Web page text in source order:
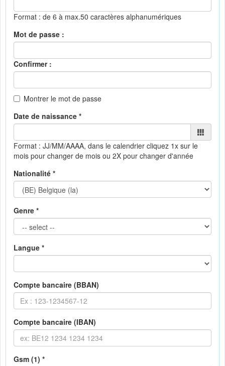
Format : de 6 à max.50 caractères alphanumériques
Mot de passe :
Confirmer :
Montrer le mot de passe
Date de naissance *
Format : JJ/MM/AAAA, dans le calendrier cliquez 1x sur le
mois pour changer de mois ou 2X pour changer d'année
Nationalité *
Genre *
Langue *
Compte bancaire (BBAN)
Compte bancaire (IBAN)
Gsm (1) *